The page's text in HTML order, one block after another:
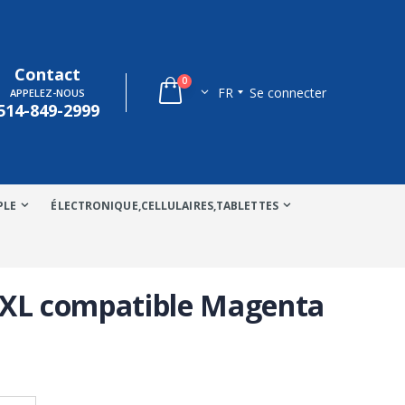
Contact
APPELEZ-NOUS
849-2999
0
FR Se connecter
ÉLECTRONIQUE,CELLULAIRES,TABLETTES
compatible Magenta